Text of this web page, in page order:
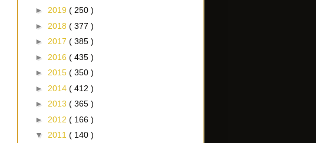
► 2019 ( 250 )
► 2018 ( 377 )
► 2017 ( 385 )
► 2016 ( 435 )
► 2015 ( 350 )
► 2014 ( 412 )
► 2013 ( 365 )
► 2012 ( 166 )
▼ 2011 ( 140 )